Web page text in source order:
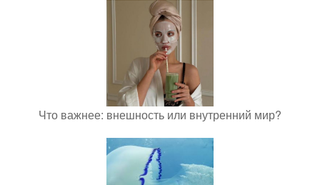
Что важнее: внешность или внутренний мир?